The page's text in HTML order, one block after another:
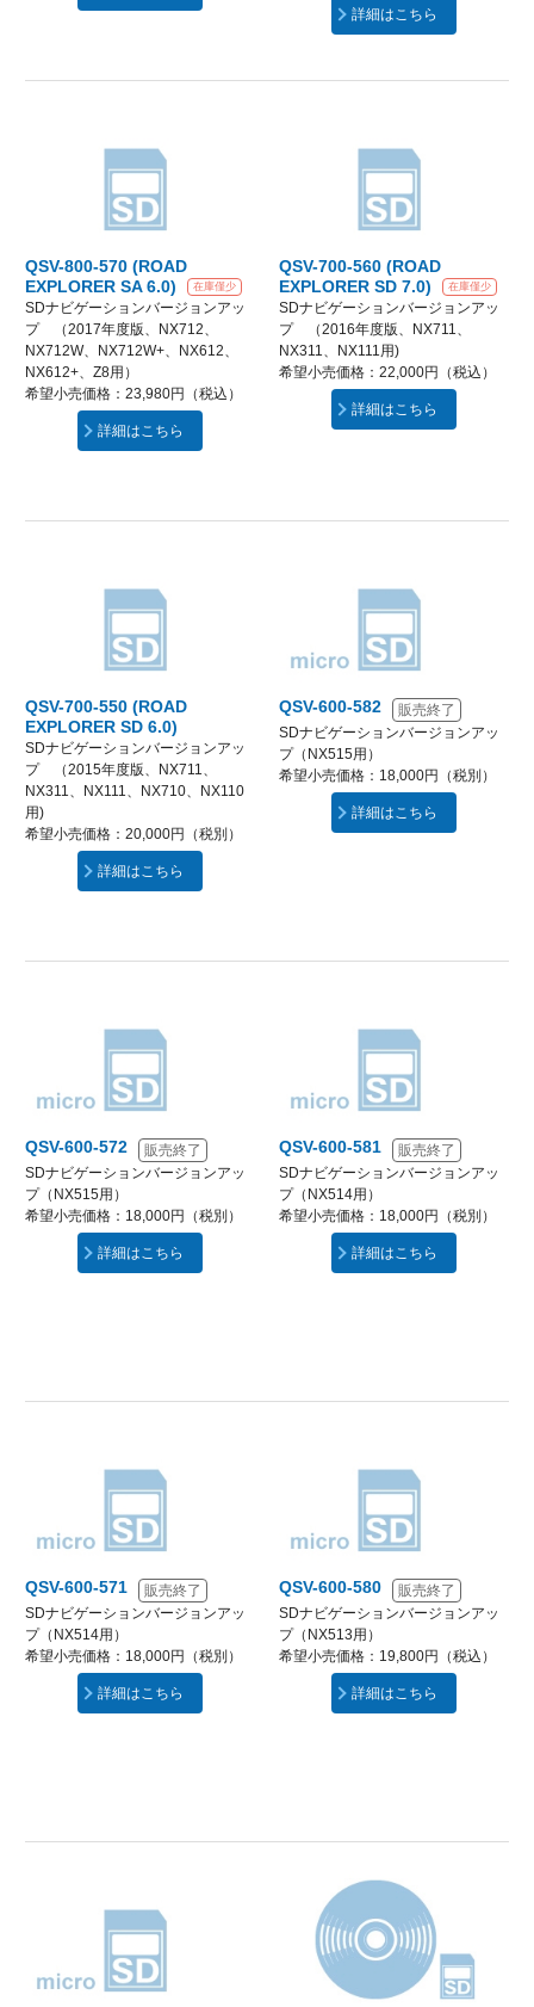
詳細はこちら
QSV-800-570 (ROAD
EXPLORER SA 6.0)
在庫僅少
SDナビゲーションバージョンアッ
プ （2017年度版、NX712、
NX712W、NX712W+、NX612、
NX612+、Z8用）
希望小売価格：23,980円（税込）
詳細はこちら
QSV-700-560 (ROAD
EXPLORER SD 7.0)
在庫僅少
SDナビゲーションバージョンアッ
プ （2016年度版、NX711、
NX311、NX111用)
希望小売価格：22,000円（税込）
詳細はこちら
QSV-700-550 (ROAD
EXPLORER SD 6.0)
SDナビゲーションバージョンアッ
プ （2015年度版、NX711、
NX311、NX111、NX710、NX110
用)
希望小売価格：20,000円（税別）
詳細はこちら
QSV-600-582
販売終了
SDナビゲーションバージョンアッ
プ（NX515用）
希望小売価格：18,000円（税別）
詳細はこちら
QSV-600-572
販売終了
SDナビゲーションバージョンアッ
プ（NX515用）
希望小売価格：18,000円（税別）
詳細はこちら
QSV-600-581
販売終了
SDナビゲーションバージョンアッ
プ（NX514用）
希望小売価格：18,000円（税別）
詳細はこちら
QSV-600-571
販売終了
SDナビゲーションバージョンアッ
プ（NX514用）
希望小売価格：18,000円（税別）
詳細はこちら
QSV-600-580
販売終了
SDナビゲーションバージョンアッ
プ（NX513用）
希望小売価格：19,800円（税込）
詳細はこちら